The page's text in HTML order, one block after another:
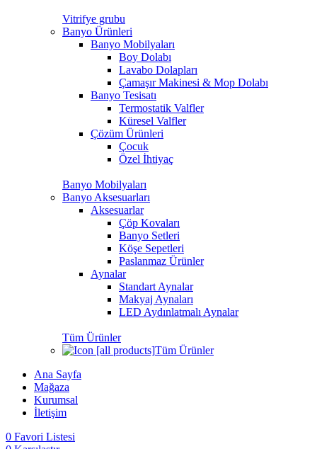
Vitrifye grubu
Banyo Ürünleri
Banyo Mobilyaları
Boy Dolabı
Lavabo Dolapları
Çamaşır Makinesi & Mop Dolabı
Banyo Tesisatı
Termostatik Valfler
Küresel Valfler
Çözüm Ürünleri
Çocuk
Özel İhtiyaç
Banyo Mobilyaları
Banyo Aksesuarları
Aksesuarlar
Çöp Kovaları
Banyo Setleri
Köşe Sepetleri
Paslanmaz Ürünler
Aynalar
Standart Aynalar
Makyaj Aynaları
LED Aydınlatmalı Aynalar
Tüm Ürünler
Tüm Ürünler
Ana Sayfa
Mağaza
Kurumsal
İletişim
0 Favori Listesi